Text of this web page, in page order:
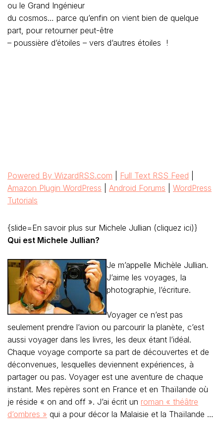
ou le Grand Ingénieur
du cosmos… parce qu’enfin on vient bien de quelque
part, pour retourner peut-être
– poussière d’étoiles – vers d’autres étoiles !
Powered By WizardRSS.com Full Text RSS Feed
Amazon Plugin WordPress
Android Forums
WordPress
Tutorials
{slide=En savoir plus sur Michele Jullian (cliquez ici)}
Qui est Michele Jullian?
Je m’appelle Michèle Jullian.
J’aime les voyages, la
photographie, l’écriture.
Voyager ce n’est pas
seulement prendre l’avion ou parcourir la planète, c’est
aussi voyager dans les livres, les deux étant l’idéal.
Chaque voyage comporte sa part de découvertes et de
déconvenues, lesquelles deviennent expériences, à
partager ou pas. Voyager est une aventure de chaque
instant. Mes repères sont en France et en Thaïlande où
je réside « on and off ». J’ai écrit un roman « théâtre
d’ombres » qui a pour décor la Malaisie et la Thaïlande …